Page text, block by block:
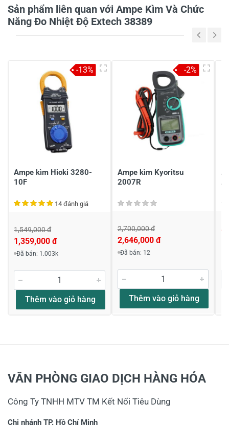
3
-
2
-
1
-
Chia sẻ nhận xét về sản phẩm
Viết nhận xét về sản phẩm
Đánh giá sao
Viết nhận xét của bạn vào bên dưới *
Sản phẩm liên quan với Ampe Kìm Và Chức
Năng Đo Nhiệt Độ Extech 38389
Ampe kìm Hioki 3280-
10F
14 đánh giá
1,549,000 đ
1,359,000 đ
Đã bán: 1.003k
Thêm vào giỏ hàng
-13%
Ampe kìm Kyoritsu
2007R
2,700,000 đ
2,646,000 đ
Đã bán: 12
Thêm vào giỏ hàng
-2%
VĂN PHÒNG GIAO DỊCH HÀNG HÓA
Công Ty TNHH MTV TM Kết Nối Tiêu Dùng
Chi nhánh TP. Hồ Chí Minh